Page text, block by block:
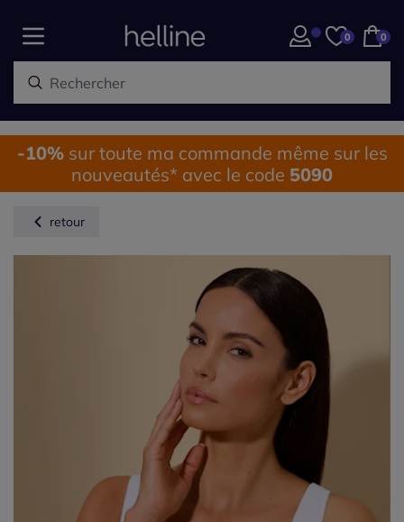
0 0
-10%sur toute ma commande même sur les
nouveautés* avec le code 5090
retour